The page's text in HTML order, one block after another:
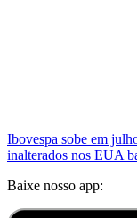
Ibovespa sobe em
inalterados nos EUA
Baixe nosso app: